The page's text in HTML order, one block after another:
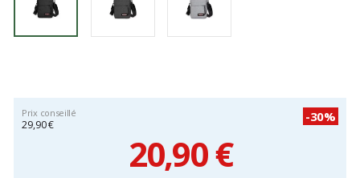
Prix conseillé
29,90 €
-30%
20,90 €